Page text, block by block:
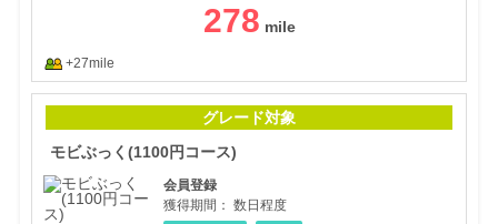
278
+27mile
グレード対象
モビぶっく(1100円コース)
会員登録
獲得期間： 数日程度